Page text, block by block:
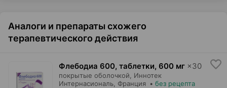
Аналоги и препараты схожего
терапевтического действия
Флебодиа 600, таблетки, 600 мг ×30
покрытые оболочкой,
Иннотек
Интернасиональ , Франция • без рецепта